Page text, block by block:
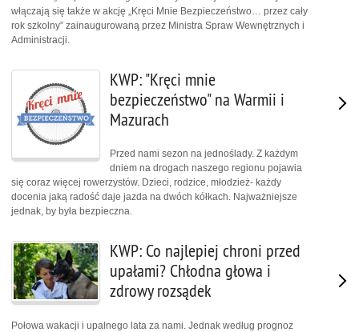
włączają się także w akcję „Kręci Mnie Bezpieczeństwo… przez cały
rok szkolny” zainaugurowaną przez Ministra Spraw Wewnętrznych i
Administracji.
KWP: "Kręci mnie
bezpieczeństwo" na Warmii i
Mazurach
Przed nami sezon na jednoślady. Z każdym
dniem na drogach naszego regionu pojawia
się coraz więcej rowerzystów. Dzieci, rodzice, młodzież- każdy
docenia jaką radość daje jazda na dwóch kółkach. Najważniejsze
jednak, by była bezpieczna.
KWP: Co najlepiej chroni przed
upałami? Chłodna głowa i
zdrowy rozsądek
Połowa wakacji i upalnego lata za nami. Jednak według prognoz